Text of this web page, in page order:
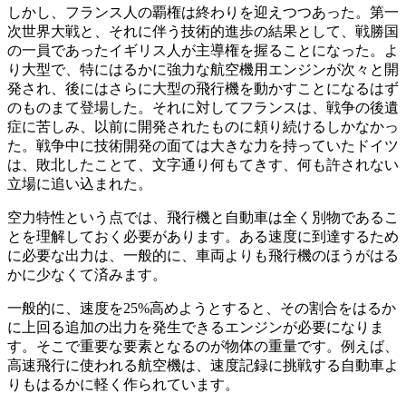
しかし、フランス人の覇権は終わりを迎えつつあった。第一
次世界大戦と、それに伴う技術的進歩の結果として、戦勝国
の一員であったイギリス人が主導権を握ることになった。よ
り大型で、特にはるかに強力な航空機用エンジンが次々と開
発され、後にはさらに大型の飛行機を動かすことになるはず
のものまて登場した。それに対してフランスは、戦争の後遺
症に苦しみ、以前に開発されたものに頼り続けるしかなかっ
た。戦争中に技術開発の面ては大きな力を持っていたドイツ
は、敗北したことて、文字通り何もてきす、何も許されない
立場に追い込まれた。
空力特性という点では、飛行機と自動車は全く別物であるこ
とを理解しておく必要があります。ある速度に到達するため
に必要な出力は、一般的に、車両よりも飛行機のほうがはる
かに少なくて済みます。
一般的に、速度を25%高めようとすると、その割合をはるか
に上回る追加の出力を発生できるエンジンが必要になりま
す。そこで重要な要素となるのが物体の重量です。例えば、
高速飛行に使われる航空機は、速度記録に挑戦する自動車よ
りもはるかに軽く作られています。